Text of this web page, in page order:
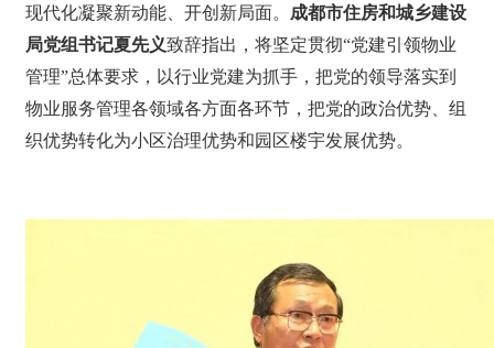
现代化凝聚新动能、开创新局面。 成都市住房和城乡建设
局党组书记夏先义致辞指出，将坚定贯彻“党建引领物业
管理”总体要求，以行业党建为抓手，把党的领导落实到
物业服务管理各领域各方面各环节，把党的政治优势、组
织优势转化为小区治理优势和园区楼宇发展优势。